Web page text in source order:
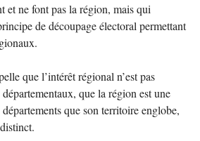
et ne font pas la région, mais qui
de découpage électoral permettant
que l’intérêt régional n’est pas
que la région est une
que son territoire englobe,